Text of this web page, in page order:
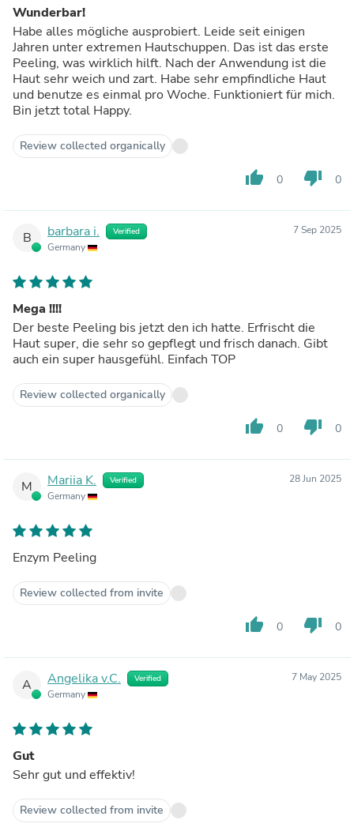
Wunderbar!
Habe alles mögliche ausprobiert. Leide seit einigen
Jahren unter extremen Hautschuppen. Das ist das erste
Peeling, was wirklich hilft. Nach der Anwendung ist die
Haut sehr weich und zart. Habe sehr empfindliche Haut
und benutze es einmal pro Woche. Funktioniert für mich.
Bin jetzt total Happy.
Review collected organically
thumb_up 0 thumb_down 0
B barbara i. Verified
Germany
7 Sep 2025
Mega !!!!
Der beste Peeling bis jetzt den ich hatte. Erfrischt die
Haut super, die sehr so gepflegt und frisch danach. Gibt
auch ein super hausgefühl. Einfach TOP
Review collected organically
thumb_up 0 thumb_down 0
M Mariia K. Verified
Germany
28 Jun 2025
Enzym Peeling
Review collected from invite
thumb_up 0 thumb_down 0
A Angelika v.C. Verified
Germany
7 May 2025
Gut
Sehr gut und effektiv!
Review collected from invite